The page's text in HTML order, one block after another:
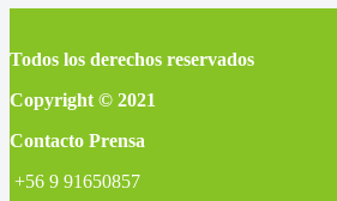
Todos los derechos reservados
Copyright © 2021
Contacto Prensa
+56 9 91650857